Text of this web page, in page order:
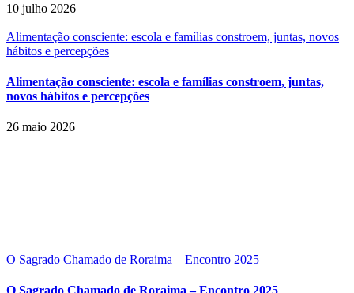
10 julho 2026
Alimentação consciente: escola e famílias constroem, juntas, novos
hábitos e percepções
Alimentação consciente: escola e famílias constroem, juntas,
novos hábitos e percepções
26 maio 2026
O Sagrado Chamado de Roraima – Encontro 2025